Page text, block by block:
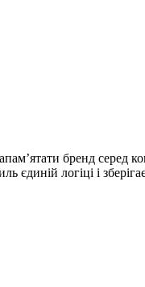
бренд серед
логіці і зберігає